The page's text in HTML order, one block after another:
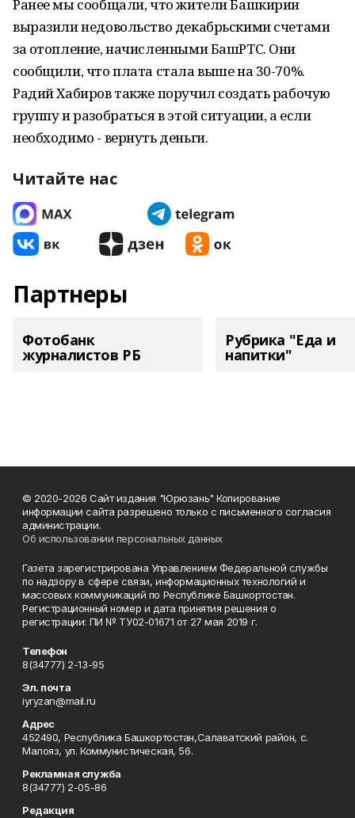
Ранее мы сообщали, что жители Башкирии
выразили недовольство декабрьскими счетами
за отопление, начисленными БашРТС. Они
сообщили, что плата стала выше на 30-70%.
Радий Хабиров также поручил создать рабочую
группу и разобраться в этой ситуации, а если
необходимо - вернуть деньги.
Читайте нас
Партнеры
Фотобанк
журналистов РБ
Рубрика "Еда и
напитки"
© 2020-2026 Сайт издания "Юрюзань" Копирование
информации сайта разрешено только с письменного согласия
администрации.
Об использовании персональных данных
Газета зарегистрирована Управлением Федеральной службы
по надзору в сфере связи, информационных технологий и
массовых коммуникаций по Республике Башкортостан.
Регистрационный номер и дата принятия решения о
регистрации: ПИ № ТУ02-01671 от 27 мая 2019 г.
Телефон
8(34777) 2-13-95
Эл. почта
iyryzan@mail.ru
Адрес
452490, Республика Башкортостан,Салаватский район, с.
Малояз, ул. Коммунистическая, 56.
Рекламная служба
8(34777) 2-05-86
Редакция